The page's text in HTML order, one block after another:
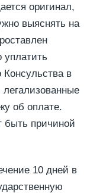
оригинал,
выяснять на
уплатить
Консульства в
об оплате.
быть причиной
10 дней в